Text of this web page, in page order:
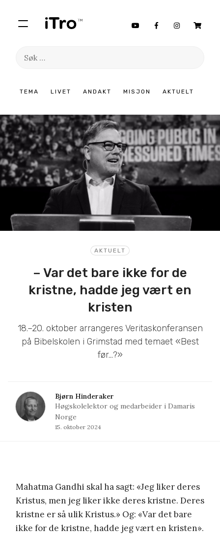
TEMA LIVET ANDAKT MISJON AKTUELT
Søk
innhold
AKTUELT
– Var det bare ikke for de
kristne, hadde jeg vært en
kristen
18.–20. oktober arrangeres Veritaskonferansen
på Bibelskolen i Grimstad med temaet «Best
før...?»
Bjørn Hinderaker
Høgskolelektor og medarbeider i Damaris
Norge
15. oktober 2024
Mahatma Gandhi skal ha sagt: «Jeg liker deres
Kristus, men jeg liker ikke deres kristne. Deres
kristne er så ulik Kristus.» Og: «Var det bare
ikke for de kristne, hadde jeg vært en kristen».